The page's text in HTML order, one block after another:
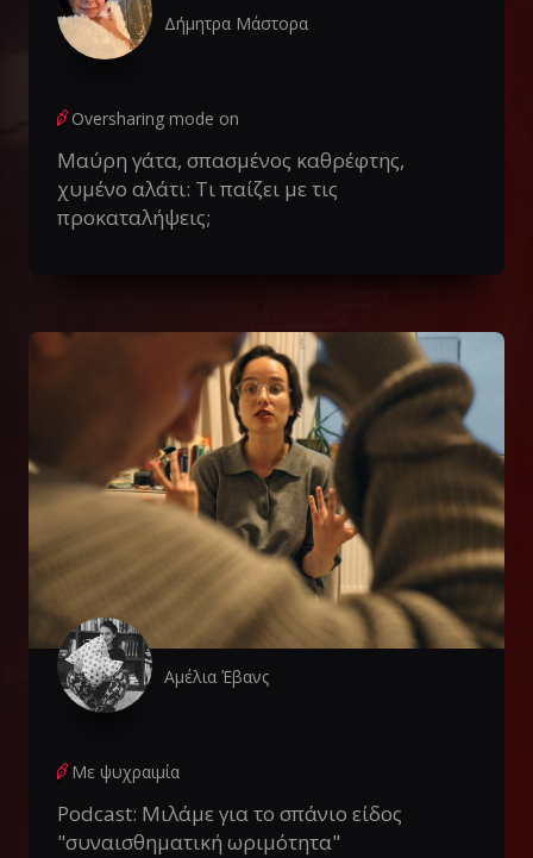
Δήμητρα Μάστορα
Oversharing mode on
Μαύρη γάτα, σπασμένος καθρέφτης,
χυμένο αλάτι: Τι παίζει με τις
προκαταλήψεις;
Αμέλια Έβανς
Με ψυχραιμία
Podcast: Μιλάμε για το σπάνιο είδος
"συναισθηματική ωριμότητα"